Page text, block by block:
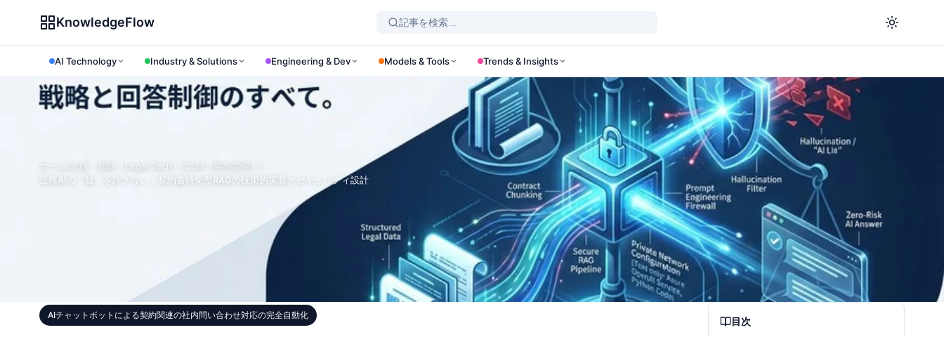
KnowledgeFlow
AI Technology Industry & Solutions Engineering & Dev Models & Tools Trends & Insights
法務・知財（Legal Tech） CLM（契約管理）
法務AIの「嘘」を許さない：契約書特化型RAGの技術的実装とセキュリティ設計
AIチャットボットによる契約関連の社内問い合わせ対応の完全自動化
目次